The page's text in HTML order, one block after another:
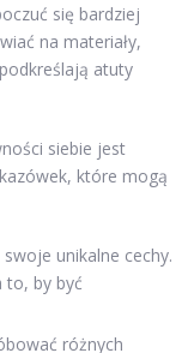
się bardziej
na materiały,
atuty
siebie jest
które mogą
unikalne cechy.
to, by być
różnych